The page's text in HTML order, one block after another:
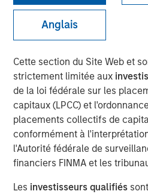
Anglais
Cette section du Site Web et
strictement limitée aux
de la loi fédérale sur les
capitaux (LPCC) et
placements collectifs de
conformément à
l'Autorité fédérale de
financiers FINMA et les
Les investisseurs qualifiés
16 MARS 2022
The Authors
Michael Mauboussin
Managing Director
Dan Callahan, CFA